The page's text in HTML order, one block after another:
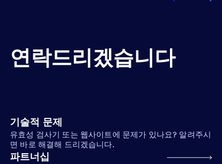
연락드리겠습니다
기술적 문제
유효성 검사기 또는 웹사이트에 문제가 있나요? 알려주시
면 바로 해결해 드리겠습니다.
파트너십